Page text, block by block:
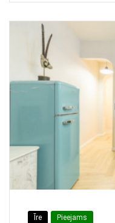
Īre Pieejams